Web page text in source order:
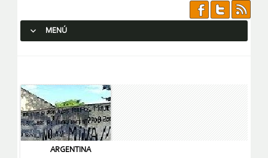
MENÚ
ARGENTINA